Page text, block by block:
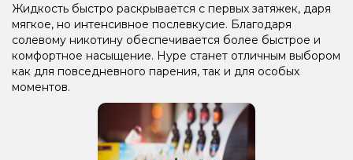
Жидкость быстро раскрывается с первых затяжек, даря
мягкое, но интенсивное послевкусие. Благодаря
солевому никотину обеспечивается более быстрое и
комфортное насыщение. Hype станет отличным выбором
как для повседневного парения, так и для особых
моментов.